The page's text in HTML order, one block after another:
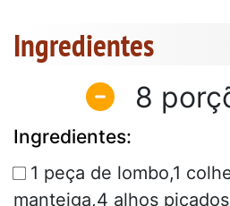
Ingredientes
8
Ingredientes:
1 peça de lombo,1
manteiga,4 alhos